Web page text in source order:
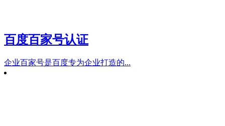
百度百家号认证
企业百家号是百度专为企业打造的...